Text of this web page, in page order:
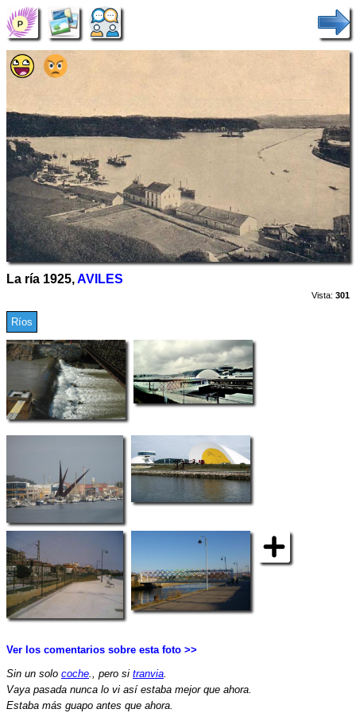
La ría 1925,AVILES
Vista: 301
Ríos
Ver los comentarios sobre esta foto >>
Sin un solo coche ., pero si tranvia
Vaya pasada nunca lo vi así estaba mejor que ahora.
Estaba más guapo antes que ahora.